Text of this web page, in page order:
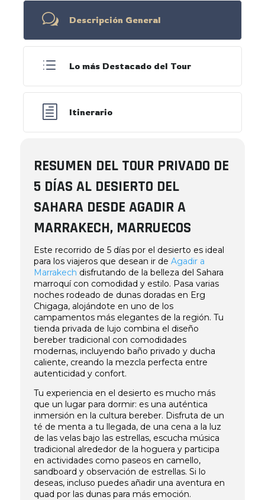
RESUMEN DEL TOUR PRIVADO DE
5 DÍAS AL DESIERTO DEL
SAHARA DESDE AGADIR A
MARRAKECH, MARRUECOS
Este recorrido de 5 días por el desierto es ideal
para los viajeros que desean ir de Agadir a
Marrakech disfrutando de la belleza del Sahara
marroquí con comodidad y estilo. Pasa varias
noches rodeado de dunas doradas en Erg
Chigaga, alojándote en uno de los
campamentos más elegantes de la región. Tu
tienda privada de lujo combina el diseño
bereber tradicional con comodidades
modernas, incluyendo baño privado y ducha
caliente, creando la mezcla perfecta entre
autenticidad y confort.
Tu experiencia en el desierto es mucho más
que un lugar para dormir: es una auténtica
inmersión en la cultura bereber. Disfruta de un
té de menta a tu llegada, de una cena a la luz
de las velas bajo las estrellas, escucha música
tradicional alrededor de la hoguera y participa
en actividades como paseos en camello,
sandboard y observación de estrellas. Si lo
deseas, incluso puedes añadir una aventura en
quad por las dunas para más emoción.
w Descripción General
d Lo más Destacado del Tour
h Itinerario